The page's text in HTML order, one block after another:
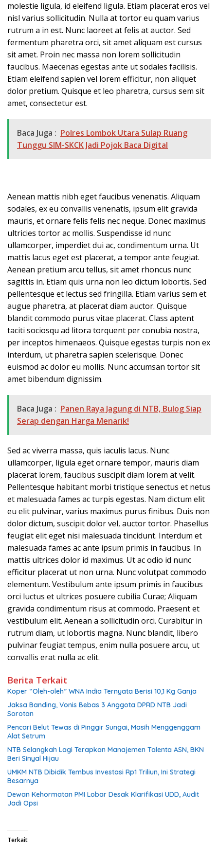
molestie ligula, id eleifend ligula. Etiam placerat eros vel
nisl varius sollicitudin. Nulla at tortor eu quam varius
rutrum a in est. Nunc laoreet at felis at auctor. Sed
fermentum pharetra orci, sit amet aliquam est cursus
sit amet. Proin nec massa non lorem sollicitudin
faucibus. Maecenas egestas ante ut sodales facilisis.
Etiam eleifend sapien vel lorem efficitur, non aliquet
dolor pretium. Quisque et leo pharetra, cursus sem sit
amet, consectetur est.
Baca Juga : Polres Lombok Utara Sulap Ruang
Tunggu SIM-SKCK Jadi Pojok Baca Digital
Aenean mattis nibh eget faucibus venenatis. Aliquam
sodales, ex eu convallis venenatis, ipsum elit gravida
mauris, et ornare felis felis nec neque. Donec maximus
ultricies tortor ac mollis. Suspendisse id nunc
ullamcorper, imperdiet dui ac, condimentum urna. Ut
mattis lacus eget est placerat, a tempor ante feugiat.
Aenean pretium arcu tellus, sit amet rhoncus nunc
sagittis in. Etiam quis urna non leo dictum lobortis. Sed
pellentesque et lectus sed fringilla. Etiam varius sem et
augue pharetra, at placerat diam auctor. Quisque
blandit commodo purus vitae placerat. Class aptent
taciti sociosqu ad litora torquent per conubia nostra,
per inceptos himenaeos. Quisque egestas turpis non ex
interdum, ut pharetra sapien scelerisque. Donec
euismod ac dolor eu mollis. Nunc accumsan tortor sit
amet bibendum dignissim.
Baca Juga : Panen Raya Jagung di NTB, Bulog Siap
Serap dengan Harga Menarik!
Sed ac viverra massa, quis iaculis lacus. Nunc
ullamcorper, ligula eget ornare tempor, mauris diam
placerat lorem, faucibus suscipit diam lorem at velit.
Pellentesque habitant morbi tristique senectus et netus
et malesuada fames ac turpis egestas. Nam dictum elit
eu elit pulvinar, varius maximus purus finibus. Duis non
dolor dictum, suscipit dolor vel, auctor tortor. Phasellus
feugiat elit eget nisi malesuada tincidunt. Interdum et
malesuada fames ac ante ipsum primis in faucibus. In
mattis ultrices dolor id maximus. Ut ac odio id nunc
efficitur placerat ut non urna. Nunc volutpat commodo
elementum. Vestibulum ante ipsum primis in faucibus
orci luctus et ultrices posuere cubilia Curae; Aliquam
gravida condimentum risus at commodo. Praesent et
vestibulum elit. Aenean a sollicitudin orci. Curabitur in
rutrum diam, ut lobortis magna. Nunc blandit, libero
pulvinar feugiat tempus, enim nulla posuere arcu, ut
convallis erat nulla ac elit.
Berita Terkait
Koper “Oleh-oleh” WNA India Ternyata Berisi 10,1 Kg Ganja
Jaksa Banding, Vonis Bebas 3 Anggota DPRD NTB Jadi
Sorotan
Pencari Belut Tewas di Pinggir Sungai, Masih Menggenggam
Alat Setrum
NTB Selangkah Lagi Terapkan Manajemen Talenta ASN, BKN
Beri Sinyal Hijau
UMKM NTB Dibidik Tembus Investasi Rp1 Triliun, Ini Strategi
Besarnya
Dewan Kehormatan PMI Lobar Desak Klarifikasi UDD, Audit
Jadi Opsi
Terkait